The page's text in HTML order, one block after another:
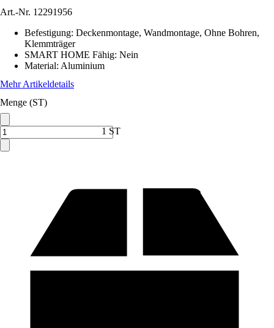
Art.-Nr. 12291956
Befestigung: Deckenmontage, Wandmontage, Ohne Bohren,
Klemmträger
SMART HOME Fähig: Nein
Material: Aluminium
Mehr Artikeldetails
Menge (ST)
1 ST